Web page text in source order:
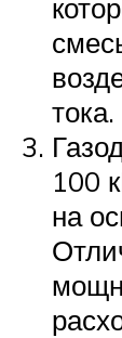
тока.
100
на